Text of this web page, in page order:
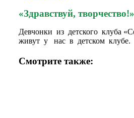
«Здравствуй,
Девчонки из детского клуба
живут у нас в детском клубе.
Смотрите также: